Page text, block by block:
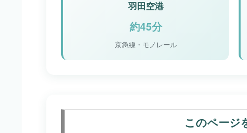
羽田空港
約45分
京急線・モノレール
このページ